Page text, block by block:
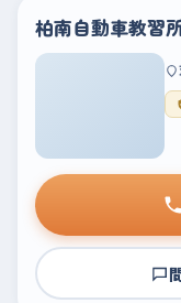
柏南自動車教習